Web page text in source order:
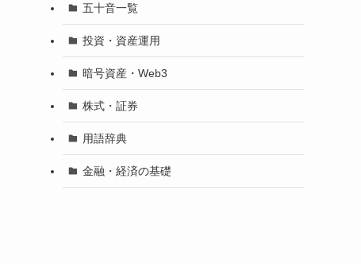
五十音一覧
投資・資産運用
暗号資産・Web3
株式・証券
用語辞典
金融・経済の基礎